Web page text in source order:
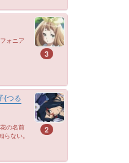
ォニア
3
(つる
の名前
ない。
2